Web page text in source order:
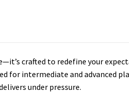
crafted to redefine your
for intermediate and advanced
under pressure.